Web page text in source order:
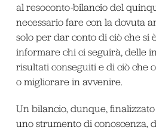
al resoconto-bilancio del
necessario fare con la dovuta
solo per dar conto di ciò che si
informare chi ci seguirà, delle
risultati conseguiti e di ciò che
o migliorare in avvenire.
Un bilancio, dunque,
uno strumento di conoscenza,